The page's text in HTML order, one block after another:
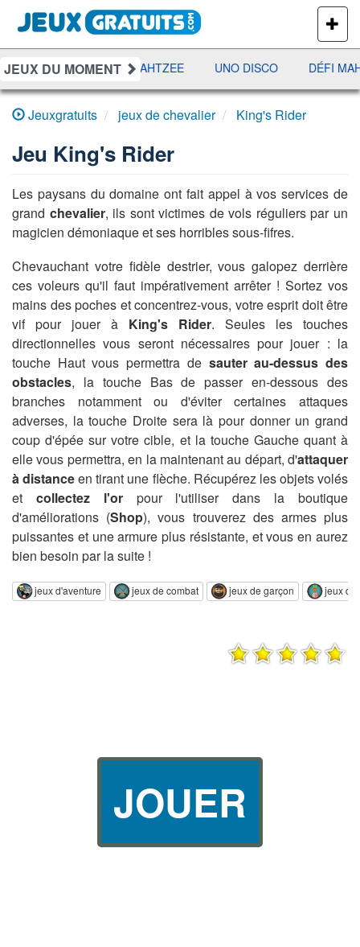
PLUS
DE
JEUX
JEUX DU MOMENT
RAMI JETX YAHTZEE UNO DISCO DÉFI
Jeuxgratuits jeux de chevalier King's Rider
Jeu King's Rider
Les paysans du domaine ont fait appel à vos services de
grand chevalier, ils sont victimes de vols réguliers par un
magicien démoniaque et ses horribles sous-fifres.
Chevauchant votre fidèle destrier, vous galopez derrière
ces voleurs qu'il faut impérativement arrêter ! Sortez vos
mains des poches et concentrez-vous, votre esprit doit être
vif pour jouer à King's Rider. Seules les touches
directionnelles vous seront nécessaires pour jouer : la
touche Haut vous permettra de sauter au-dessus des
obstacles, la touche Bas de passer en-dessous des
branches notamment ou d'éviter certaines attaques
adverses, la touche Droite sera là pour donner un grand
coup d'épée sur votre cible, et la touche Gauche quant à
elle vous permettra, en la maintenant au départ, d'attaquer
à distanceen tirant une flèche. Récupérez les objets volés
et collectez l'orpour l'utiliser dans la boutique
d'améliorations (Shop), vous trouverez des armes plus
puissantes et une armure plus résistante, et vous en aurez
bien besoin par la suite !
jeux d'aventure jeux de combat jeux de garçon jeux de
JOUER